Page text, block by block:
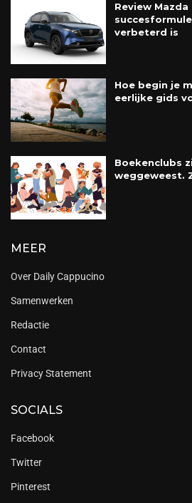
Review Mazda
verbeterd is
Hoe begin je
eerlijke gids
Boekenclubs
weggeweest.
MEER
Over Daily Cappucino
Samenwerken
Redactie
Contact
Privacy Statement
SOCIALS
Facebook
Twitter
Pinterest